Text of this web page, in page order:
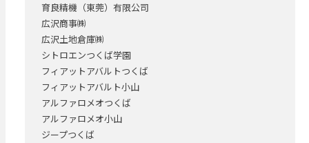
育良精機（東莞）有限公司
広沢商事㈱
広沢土地倉庫㈱
シトロエンつくば学園
フィアットアバルトつくば
フィアットアバルト小山
アルファロメオつくば
アルファロメオ小山
ジープつくば